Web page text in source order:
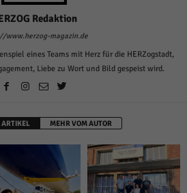
Redaktion
www.herzog-magazin.de
eines Teams mit Herz für die HERZogstadt,
Liebe zu Wort und Bild gespeist wird.
MEHR VOM AUTOR